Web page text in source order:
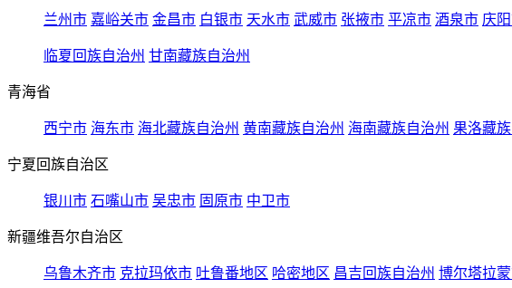
兰州市 嘉峪关市 金昌市 白银市 天水市 武威市 张掖市 平凉市 酒泉市 庆
临夏回族自治州 甘南藏族自治州
青海省
西宁市 海东市 海北藏族自治州 黄南藏族自治州 海南藏族自治州 果洛藏
宁夏回族自治区
银川市 石嘴山市 吴忠市 固原市 中卫市
新疆维吾尔自治区
乌鲁木齐市 克拉玛依市 吐鲁番地区 哈密地区 昌吉回族自治州 博尔塔拉